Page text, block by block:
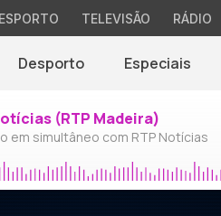
TELEVISÃO RÁDIO
Desporto Especiais
(RTP Madeira)
em simultâneo com RTP Notícias